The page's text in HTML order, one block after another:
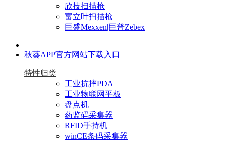
欣技扫描枪
富立叶扫描枪
巨盛Mexxen|巨普Zebex
|
秋葵APP官方网站下载入口
特性归类
工业抗摔PDA
工业物联网平板
盘点机
药监码采集器
RFID手持机
winCE条码采集器